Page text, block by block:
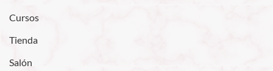
Cursos
Tienda
Salón